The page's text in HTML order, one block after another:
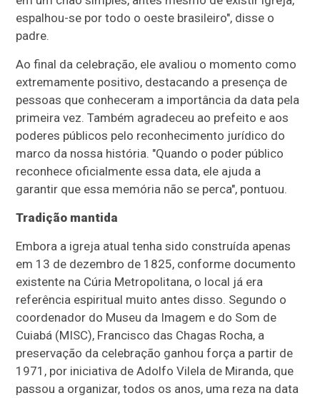
espalhou-se por todo o oeste brasileiro", disse o
padre.
Ao final da celebração, ele avaliou o momento como
extremamente positivo, destacando a presença de
pessoas que conheceram a importância da data pela
primeira vez. Também agradeceu ao prefeito e aos
poderes públicos pelo reconhecimento jurídico do
marco da nossa história. "Quando o poder público
reconhece oficialmente essa data, ele ajuda a
garantir que essa memória não se perca", pontuou.
Tradição mantida
Embora a igreja atual tenha sido construída apenas
em 13 de dezembro de 1825, conforme documento
existente na Cúria Metropolitana, o local já era
referência espiritual muito antes disso. Segundo o
coordenador do Museu da Imagem e do Som de
Cuiabá (MISC), Francisco das Chagas Rocha, a
preservação da celebração ganhou força a partir de
1971, por iniciativa de Adolfo Vilela de Miranda, que
passou a organizar, todos os anos, uma reza na data